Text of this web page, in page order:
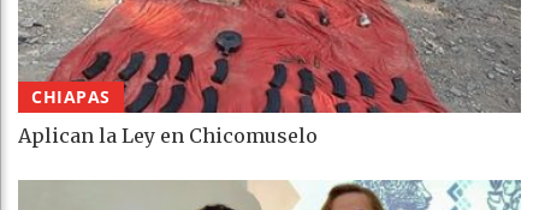
CHIAPAS
Aplican la Ley en Chicomuselo